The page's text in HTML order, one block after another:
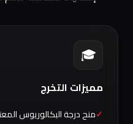
🎓
مميزات التخرج
منح درجة البكالوريوس